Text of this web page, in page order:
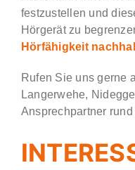
festzustellen und
Hörgerät zu
Hörfähigkeit
Rufen Sie uns gerne
Langerwehe,
Ansprechpartner rund